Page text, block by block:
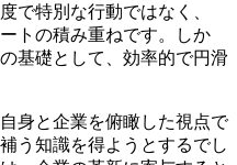
で特別な行動ではなく、
トの積み重ねです。しか
基礎として、効率的で円滑
身と企業を俯瞰した視点で
う知識を得ようとするでし